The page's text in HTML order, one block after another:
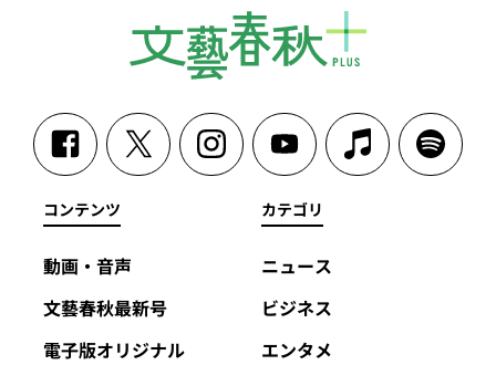
コンテンツ
動画・音声
文藝春秋最新号
電子版オリジナル
カテゴリ
ニュース
ビジネス
エンタメ